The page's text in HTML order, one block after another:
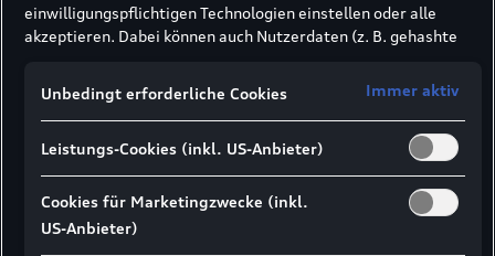
Mit unseren Navigationssystemen und Updates
kommen Sie schnell und sicher an Ihr Ziel.
Jetzt Audi Navigationssystemen entdecken
einwilligungspflichtigen Technologien einstellen oder alle
akzeptieren. Dabei können auch Nutzerdaten (z. B. gehashte
Formularabsendung) an unsere Partner (z. B. Google)
übermittelt werden, um die Nutzung der Website zu
Werbung an Ihre Interessen anzupassen.
Hinweis gemäß Art. 49 Abs. 1 lit. a DSGVO zur
Datenübermittlung:Für Marketing- und
Leistungstechnologien setzen wir u. a. Dienste von Google (z.
Unbedingt erforderliche Cookies Immer aktiv
Leistungs-Cookies (inkl. US-Anbieter)
Cookies für Marketingzwecke (inkl.
US-Anbieter)